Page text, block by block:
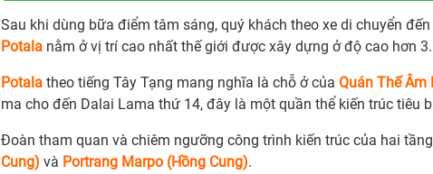
Sau khi dùng bữa điểm tâm sáng, quý khách theo xe di chuyển
Potala nằm ở vị trí cao nhất thế giới được xây dựng ở độ cao hơn
Potala theo tiếng Tây Tạng mang nghĩa là chỗ ở của Quán Thế Âm
ma cho đến Dalai Lama thứ 14, đây là một quần thể kiến trúc tiêu
Đoàn tham quan và chiêm ngưỡng công trình kiến trúc của hai
Cung) và Portrang Marpo (Hồng Cung).